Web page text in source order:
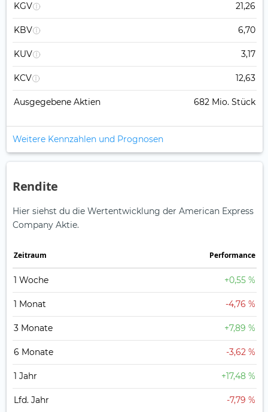
KGV 21,26
KBV 6,70
KUV 3,17
KCV 12,63
Ausgegebene Aktien 682 Mio. Stück
Weitere Kennzahlen und Prognosen
Rendite
Hier siehst du die Wertentwicklung der American Express
Company Aktie.
Zeitraum Perfor­mance
1 Woche +0,55 %
1 Monat -4,76 %
3 Monate +7,89 %
6 Monate -3,62 %
1 Jahr +17,48 %
Lfd. Jahr -7,79 %